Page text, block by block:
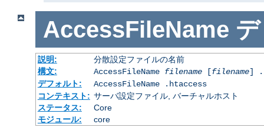
AccessFileName
説明:
分散設定ファイルの名前
構文:
AccessFileName filename[filename]
デフォルト:
AccessFileName .htaccess
コンテキスト: サーバ設定ファイル, バーチャルホスト
ステータス:
Core
モジュール:
core